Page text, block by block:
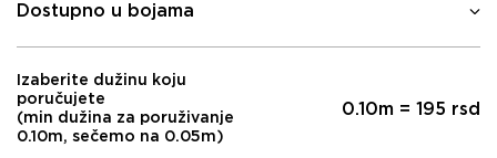
Dostupno u bojama
Izaberite dužinu koju
poručujete
(min dužina za poruživanje
0.10m, sečemo na 0.05m)
0.10m = 195 rsd